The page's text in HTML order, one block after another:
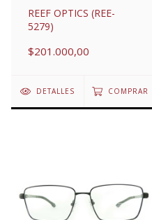
REEF OPTICS (REE-
5279)
$201.000,00
DETALLES COMPRAR